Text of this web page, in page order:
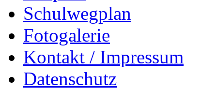
Schulwegplan
Fotogalerie
Kontakt / Impressum
Datenschutz